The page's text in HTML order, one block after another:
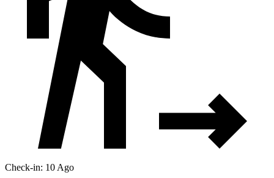
Check-in: 10 Ago